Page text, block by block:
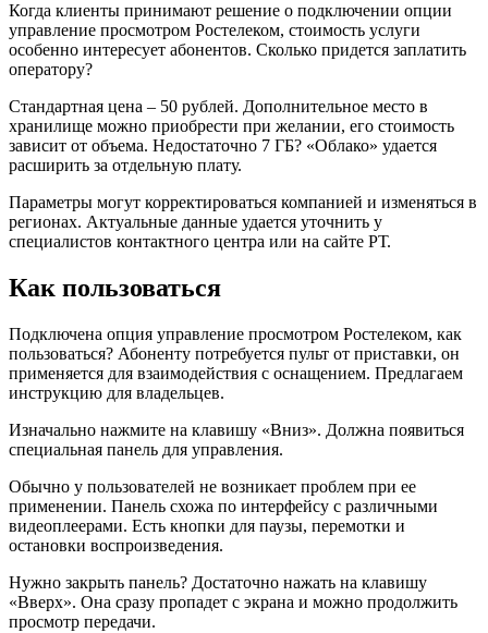
Когда клиенты принимают решение о подключении опции
управление просмотром Ростелеком, стоимость услуги
особенно интересует абонентов. Сколько придется заплатить
оператору?
Стандартная цена – 50 рублей. Дополнительное место в
хранилище можно приобрести при желании, его стоимость
зависит от объема. Недостаточно 7 ГБ? «Облако» удается
расширить за отдельную плату.
Параметры могут корректироваться компанией и изменяться в
регионах. Актуальные данные удается уточнить у
специалистов контактного центра или на сайте РТ.
Как пользоваться
Подключена опция управление просмотром Ростелеком, как
пользоваться? Абоненту потребуется пульт от приставки, он
применяется для взаимодействия с оснащением. Предлагаем
инструкцию для владельцев.
Изначально нажмите на клавишу «Вниз». Должна появиться
специальная панель для управления.
Обычно у пользователей не возникает проблем при ее
применении. Панель схожа по интерфейсу с различными
видеоплеерами. Есть кнопки для паузы, перемотки и
остановки воспроизведения.
Нужно закрыть панель? Достаточно нажать на клавишу
«Вверх». Она сразу пропадет с экрана и можно продолжить
просмотр передачи.